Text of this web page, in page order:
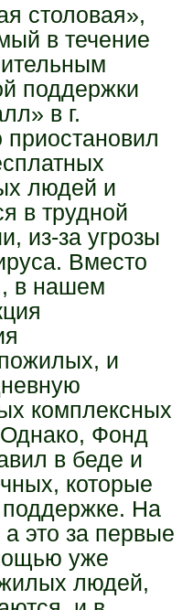
столовая»,
в течение
поддержки
в г.
людей и
в трудной
из-за угрозы
Вместо
в нашем
и
комплексных
Фонд
в беде и
которые
На
это за первые
уже
людей,